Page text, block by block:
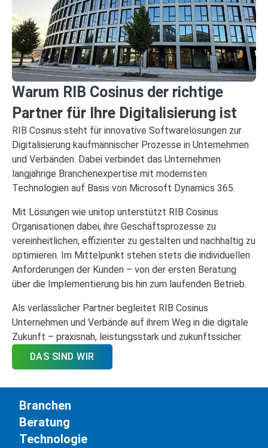
Warum RIB Cosinus der richtige
Partner für Ihre Digitalisierung ist
RIB Cosinus steht für innovative Softwarelösungen zur
Digitalisierung kaufmännischer Prozesse in Unternehmen
und Verbänden. Dabei verbindet das Unternehmen
langjährige Branchenexpertise mit modernsten
Technologien auf Basis von Microsoft Dynamics 365.
Mit Lösungen wie unitop unterstützt RIB Cosinus
Organisationen dabei, ihre Geschäftsprozesse zu
vereinheitlichen, effizienter zu gestalten und nachhaltig zu
optimieren. Im Mittelpunkt stehen stets die individuellen
Anforderungen der Kunden – von der ersten Beratung
über die Implementierung bis hin zum laufenden Betrieb.
Als verlässlicher Partner begleitet RIB Cosinus
Unternehmen und Verbände auf ihrem Weg in die digitale
Zukunft – praxisnah, leistungsstark und zukunftssicher.
DAS SIND WIR
Branchen
Beratung
Technologie